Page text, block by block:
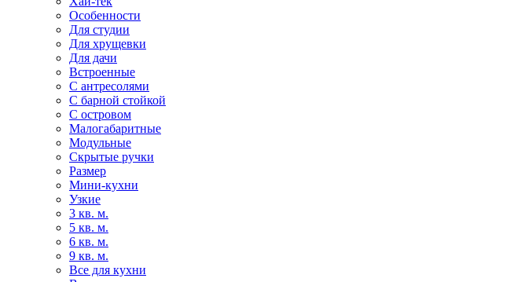
Особенности
Для студии
Для хрущевки
Для дачи
Встроенные
С антресолями
С барной стойкой
С островом
Малогабаритные
Модульные
Скрытые ручки
Размер
Мини-кухни
Узкие
3 кв. м.
5 кв. м.
6 кв. м.
9 кв. м.
Все для кухни